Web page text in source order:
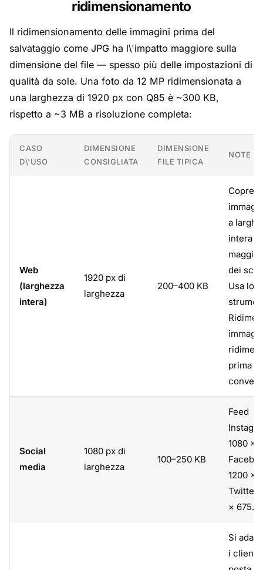
ridimensionamento
Il ridimensionamento delle immagini prima del
salvataggio come JPG ha l\'impatto maggiore sulla
dimensione del file — spesso più delle impostazioni di
qualità da sole. Una foto da 12 MP ridimensionata a
una larghezza di 1920 px con Q85 è ~300 KB,
rispetto a ~3 MB a risoluzione completa:
CASO
D\'USO
DIMENSIONE
CONSIGLIATA
DIMENSIONE
FILE TIPICA
NOTE
Web
(larghezza
intera)
1920 px di
larghezza
200–400 KB
Copre
a
intera
dei
Usa lo
prima
Social
media
1080 px di
larghezza
100–250 KB
Feed
1080 ×
1200 ×
Twitter/
× 675.
Si
i client